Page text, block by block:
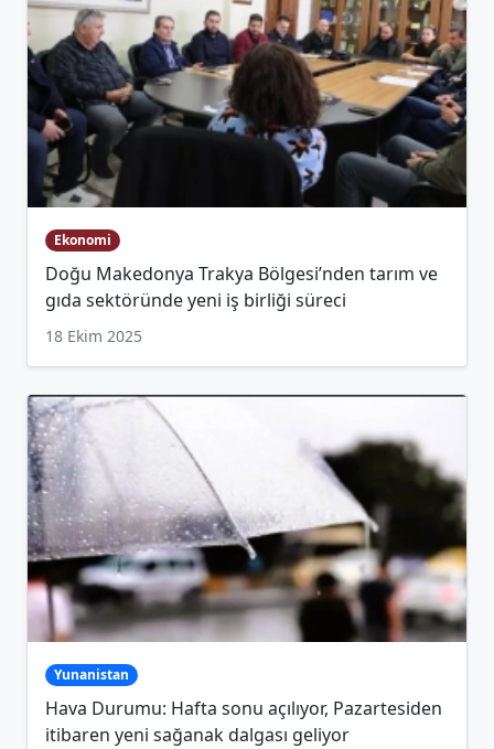
Ekonomi
Doğu Makedonya Trakya Bölgesi’nden tarım ve
gıda sektöründe yeni iş birliği süreci
18 Ekim 2025
Yunanistan
Hava Durumu: Hafta sonu açılıyor, Pazartesiden
itibaren yeni sağanak dalgası geliyor